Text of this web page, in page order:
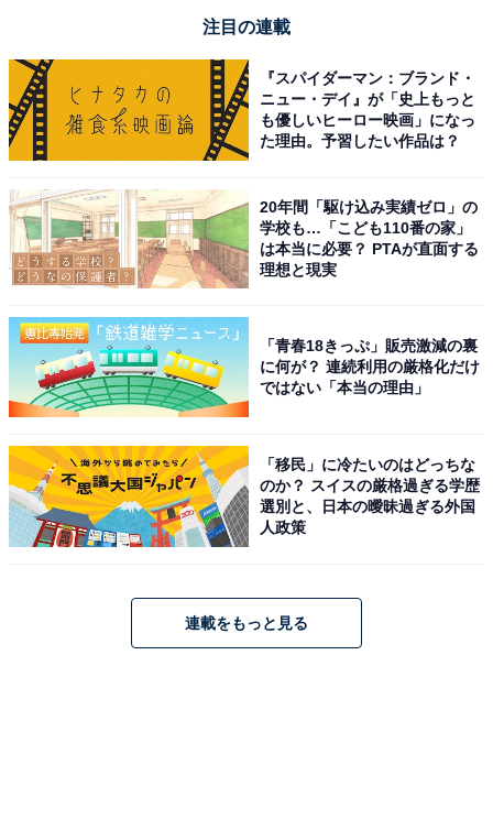
パワーを生み出し、復旧、復興への支えになりました
「偏見」や「いじめ」はその典型です。日本人は、
「和」を強調するあまり、そこになじもうと無理もする
し、外れた人をのけ者にしようとしがちです。集団行動
まっているところがあると言えます。それゆえ、「友達
にLGBTと打ち明けられたら」ということがあえて取り
上げられるのでしょう。
注目の連載
『スパイダーマン：ブランド・
ニュー・デイ』が「史上もっと
も優しいヒーロー映画」になっ
た理由。予習したい作品は？
20年間「駆け込み実績ゼロ」の
学校も…「こども110番の家」
は本当に必要？ PTAが直面する
理想と現実
「青春18きっぷ」販売激減の裏
に何が？ 連続利用の厳格化だけ
ではない「本当の理由」
「移民」に冷たいのはどっちな
のか？ スイスの厳格過ぎる学歴
選別と、日本の曖昧過ぎる外国
人政策
連載をもっと見る